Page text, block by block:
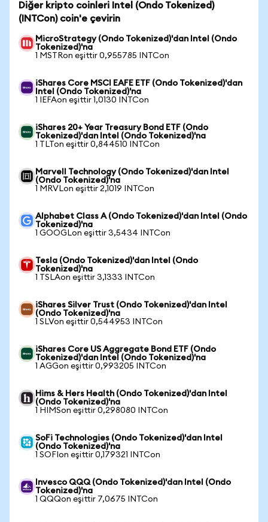
Diğer kripto coinleri Intel (Ondo Tokenized)
(INTCon) coin'e çevirin
MicroStrategy (Ondo Tokenized)'dan Intel (Ondo
Tokenized)'na
1 MSTRon eşittir 0,955785 INTCon
iShares Core MSCI EAFE ETF (Ondo Tokenized)'dan
Intel (Ondo Tokenized)'na
1 IEFAon eşittir 1,0130 INTCon
iShares 20+ Year Treasury Bond ETF (Ondo
Tokenized)'dan Intel (Ondo Tokenized)'na
1 TLTon eşittir 0,844510 INTCon
Marvell Technology (Ondo Tokenized)'dan Intel
(Ondo Tokenized)'na
1 MRVLon eşittir 2,1019 INTCon
Alphabet Class A (Ondo Tokenized)'dan Intel (Ondo
Tokenized)'na
1 GOOGLon eşittir 3,5434 INTCon
Tesla (Ondo Tokenized)'dan Intel (Ondo
Tokenized)'na
1 TSLAon eşittir 3,1333 INTCon
iShares Silver Trust (Ondo Tokenized)'dan Intel
(Ondo Tokenized)'na
1 SLVon eşittir 0,544953 INTCon
iShares Core US Aggregate Bond ETF (Ondo
Tokenized)'dan Intel (Ondo Tokenized)'na
1 AGGon eşittir 0,993205 INTCon
Hims & Hers Health (Ondo Tokenized)'dan Intel
(Ondo Tokenized)'na
1 HIMSon eşittir 0,298080 INTCon
SoFi Technologies (Ondo Tokenized)'dan Intel
(Ondo Tokenized)'na
1 SOFIon eşittir 0,179321 INTCon
Invesco QQQ (Ondo Tokenized)'dan Intel (Ondo
Tokenized)'na
1 QQQon eşittir 7,0675 INTCon